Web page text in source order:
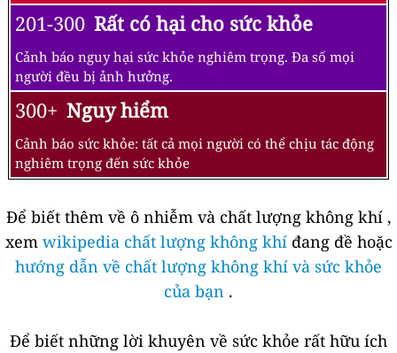
201-300 Rất có hại cho sức khỏe
Cảnh báo nguy hại sức khỏe nghiêm trọng. Đa số mọi
người đều bị ảnh hưởng.
300+ Nguy hiểm
Cảnh báo sức khỏe: tất cả mọi người có thể chịu tác động
nghiêm trọng đến sức khỏe
Để biết thêm về ô nhiễm và chất lượng không khí ,
xem wikipedia chất lượng không khíđang đề hoặc
hướng dẫn về chất lượng không khí và sức khỏe
của bạn .
Để biết những lời khuyên về sức khỏe rất hữu ích